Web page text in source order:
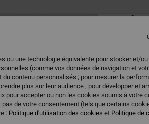
T-
ou une technologie équivalente pour stocker et/
(comme vos données de navigation et
contenu personnalisés ; pour mesurer la
plus sur leur audience ; pour développer et
pour accepter ou non les cookies soumis à votre
de votre consentement (tels que certains
: Politique d'utilisation des cookies et Politique de